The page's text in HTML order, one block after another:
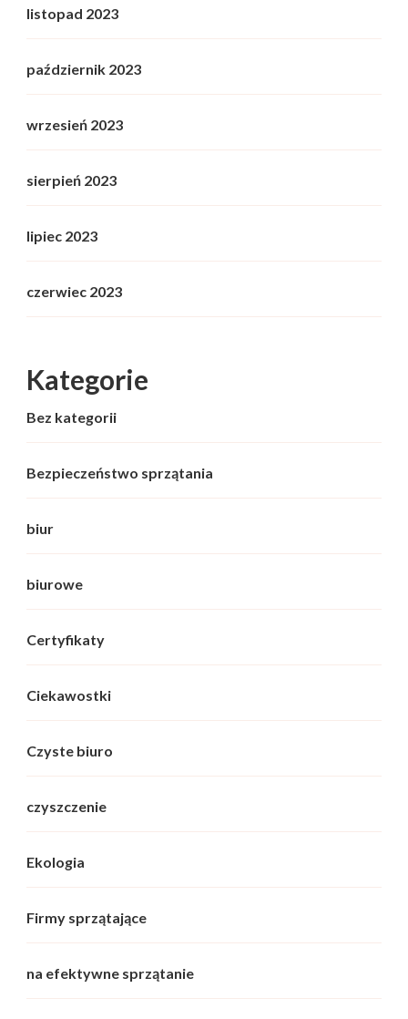
listopad 2023
październik 2023
wrzesień 2023
sierpień 2023
lipiec 2023
czerwiec 2023
Kategorie
Bez kategorii
Bezpieczeństwo sprzątania
biur
biurowe
Certyfikaty
Ciekawostki
Czyste biuro
czyszczenie
Ekologia
Firmy sprzątające
na efektywne sprzątanie